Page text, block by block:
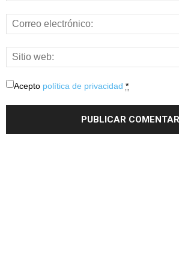
Acepto política de privacidad *